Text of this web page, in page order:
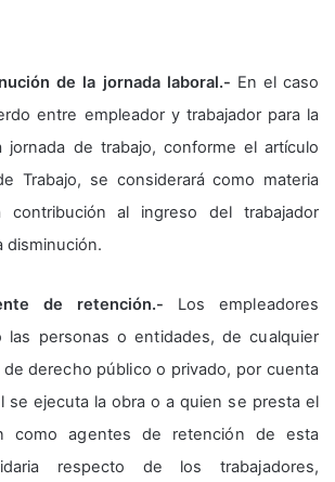
de la jornada laboral.- En el caso
entre empleador y trabajador para la
jornada de trabajo, conforme el artículo
Trabajo, se considerará como materia
contribución al ingreso del trabajador
disminución.
de retención.- Los empleadores
las personas o entidades, de cualquier
derecho público o privado, por cuenta
se ejecuta la obra o a quien se presta el
como agentes de retención de esta
respecto de los trabajadores,